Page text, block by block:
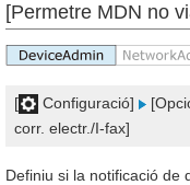
[Permetre MDN no
[ Configuració]
corr. electr./I-fax]
Definiu si la notificació de